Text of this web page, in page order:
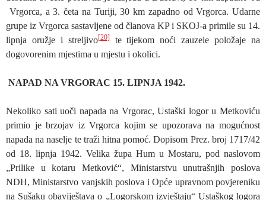
Vrgorca, a 3. četa na Turiji, 30 km zapadno od Vrgorca. Udarne
grupe iz Vrgorca sastavljene od članova KP i SKOJ-a primile su 14.
lipnja oružje i streljivo[20]te tijekom noći zauzele položaje na
dogovorenim mjestima u mjestu i okolici.
NAPAD NA VRGORAC 15. LIPNJA 1942.
Nekoliko sati uoči napada na Vrgorac, Ustaški logor u Metkoviću
primio je brzojav iz Vrgorca kojim se upozorava na mogućnost
napada na naselje te traži hitna pomoć. Dopisom Prez. broj 1717/42
od 18. lipnja 1942. Velika župa Hum u Mostaru, pod naslovom
„Prilike u kotaru Metković“, Ministarstvu unutrašnjih poslova
NDH, Ministarstvo vanjskih poslova i Opće upravnom povjereniku
na Sušaku obaviještava o „Logorskom izvještaju“ Ustaškog logora